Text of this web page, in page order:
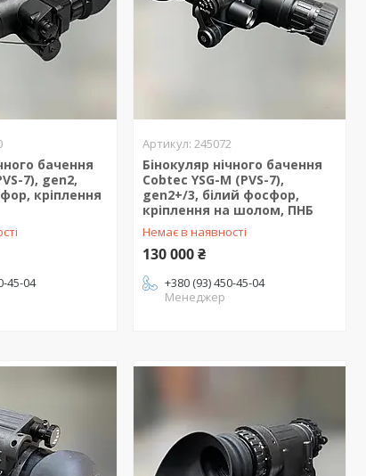
бачення
7), gen2,
кріплення
45-04
245072
Бінокуляр нічного бачення
Cobtec YSG-M (PVS-7),
gen2+/3, білий фосфор,
кріплення на шолом, ПНБ
Немає в наявності
130 000 ₴
+380 (93) 450-45-04
Менеджер